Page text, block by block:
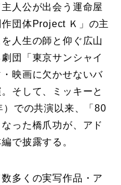
人公が出会う運命屋
団体Project Ｋ」の主
人生の師と仰ぐ広山
団「東京サンシャイ
映画に欠かせないバ
そして、ミッキーと
での共演以来、「80
った橋爪功が、アド
で披露する。
多くの実写作品・ア